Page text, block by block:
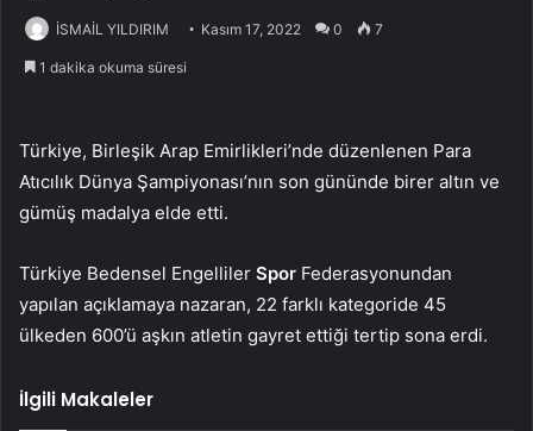
İSMAİL YILDIRIM Kasım 17, 2022 0 7
1 dakika okuma süresi
Türkiye, Birleşik Arap Emirlikleri’nde düzenlenen Para
Atıcılık Dünya Şampiyonası’nın son gününde birer altın ve
gümüş madalya elde etti.
Türkiye Bedensel Engelliler Spor Federasyonundan
yapılan açıklamaya nazaran, 22 farklı kategoride 45
ülkeden 600’ü aşkın atletin gayret ettiği tertip sona erdi.
İlgili Makaleler